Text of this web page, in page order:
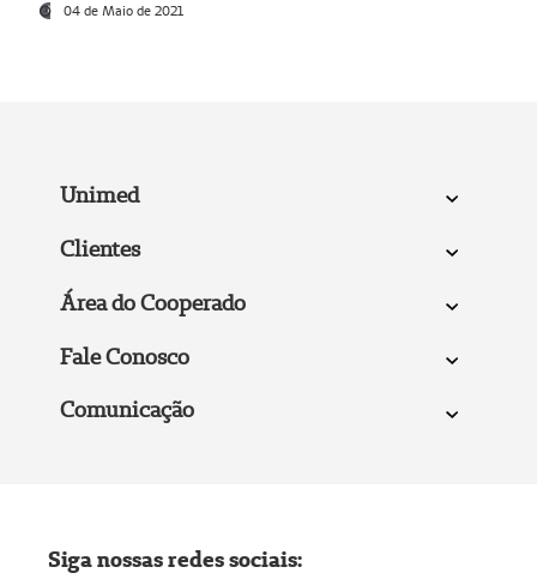
04 de Maio de 2021
Unimed
Clientes
Área do Cooperado
Fale Conosco
Comunicação
Siga nossas redes sociais: